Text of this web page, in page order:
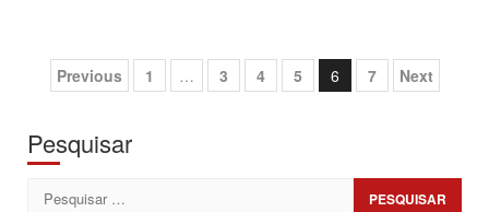
Paginação
posts
Previous 1 … 3 4 5 6 7 Next
Pesquisar
Pesquisar